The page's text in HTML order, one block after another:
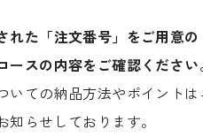
れた「注文番号」をご用意の
ースの内容をご確認ください
いての納品方法やポイントは
らせしております。